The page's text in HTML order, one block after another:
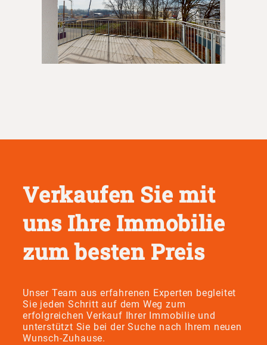
Verkaufen Sie mit
uns Ihre Immobilie
zum besten Preis
Unser Team aus erfahrenen Experten begleitet
Sie jeden Schritt auf dem Weg zum
erfolgreichen Verkauf Ihrer Immobilie und
unterstützt Sie bei der Suche nach Ihrem neuen
Wunsch-Zuhause.